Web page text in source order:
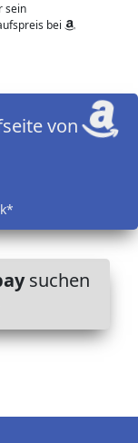
sein
bei
von
suchen